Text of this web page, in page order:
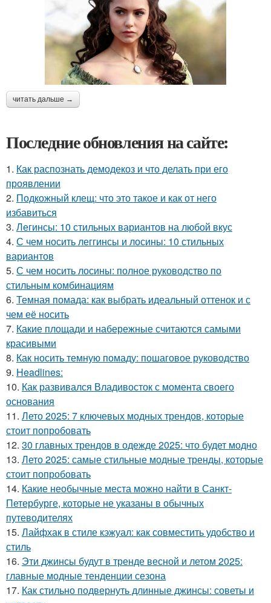
читать дальше →
Последние обновления на сайте:
1. Как распознать демодекоз и что делать при его
проявлении
2. Подкожный клещ: что это такое и как от него
избавиться
3. Легинсы: 10 стильных вариантов на любой вкус
4. С чем носить леггинсы и лосины: 10 стильных
вариантов
5. С чем носить лосины: полное руководство по
стильным комбинациям
6. Темная помада: как выбрать идеальный оттенок и с
чем её носить
7. Какие площади и набережные считаются самыми
красивыми
8. Как носить темную помаду: пошаговое руководство
9. Headlines:
10. Как развивался Владивосток с момента своего
основания
11. Лето 2025: 7 ключевых модных трендов, которые
стоит попробовать
12. 30 главных трендов в одежде 2025: что будет модно
13. Лето 2025: самые стильные модные тренды, которые
стоит попробовать
14. Какие необычные места можно найти в Санкт-
Петербурге, которые не указаны в обычных
путеводителях
15. Лайфхак в стиле кэжуал: как совместить удобство и
стиль
16. Эти джинсы будут в тренде весной и летом 2025:
главные модные тенденции сезона
17. Как стильно подвернуть длинные джинсы: советы и